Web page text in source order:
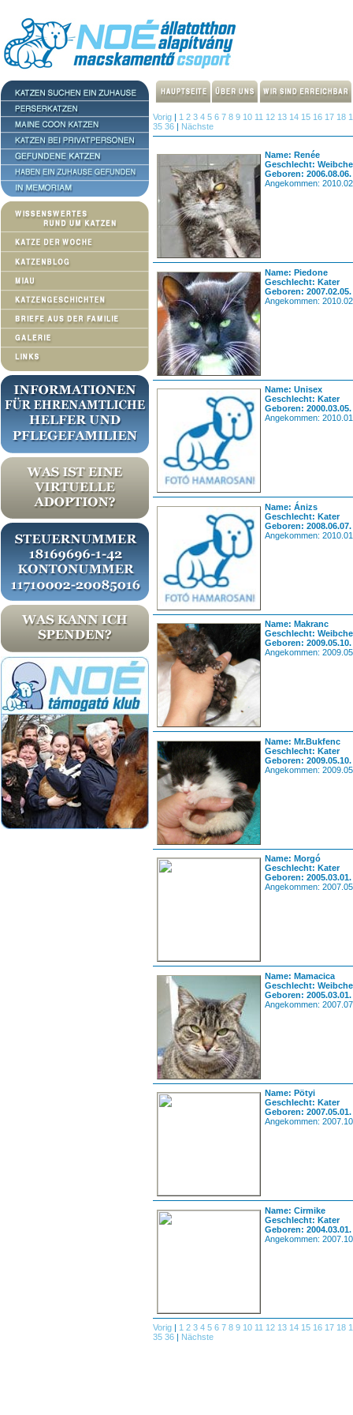
Vorig | 1 2 3 4 5 6 7 8 9 10 11 12 13 14 15 16 17 18
35 36 | Nächste
Name: Renée
Geschlecht:
Geboren: 2006.08.06.
Angekommen:
Name: Piedone
Geschlecht: Kater
Geboren: 2007.02.05.
Angekommen:
Name: Unisex
Geschlecht: Kater
Geboren: 2000.03.05.
Angekommen:
Name: Ánizs
Geschlecht: Kater
Geboren: 2008.06.07.
Angekommen:
Name: Makranc
Geschlecht:
Geboren: 2009.05.10.
Angekommen:
Name: Mr.Bukfenc
Geschlecht: Kater
Geboren: 2009.05.10.
Angekommen:
Name: Morgó
Geschlecht: Kater
Geboren: 2005.03.01.
Angekommen:
Name: Mamacica
Geschlecht:
Geboren: 2005.03.01.
Angekommen:
Name: Pötyi
Geschlecht: Kater
Geboren: 2007.05.01.
Angekommen:
Name: Cirmike
Geschlecht: Kater
Geboren: 2004.03.01.
Angekommen:
Vorig | 1 2 3 4 5 6 7 8 9 10 11 12 13 14 15 16 17 18
35 36 | Nächste